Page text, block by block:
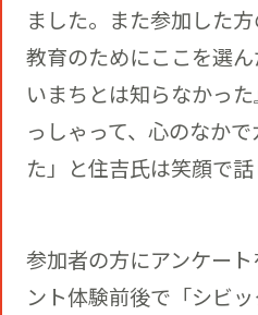
ました。また参加した
教育のためにここを選
いまちとは知らなかっ
っしゃって、心のなか
た」と住吉氏は笑顔で話
参加者の方にアンケー
ント体験前後で「シビ